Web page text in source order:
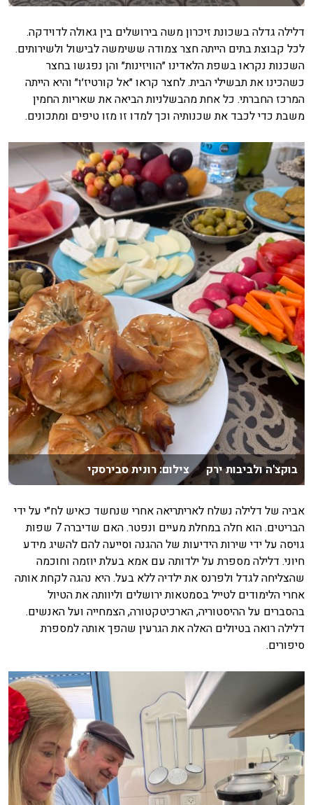
דלילה גדלה בשכונת זיכרון משה בירושלים בין גאולה לדוידקה.
לכל קבוצת בתים הייתה חצר צמודה ששימשה לבישול ולשירותים.
השכנות נקראו בשפת הלאדינו ״הוויזינות״ והן נפגשו בחצר
כשהכינו את תבשילי הבית. לחצר קראו ״אל קורטיז׳ו״ והיא הייתה
המרכז החברתי. כל אחת מהבשלניות הביאה את שאריות החמין
משבת כדי לכבד את שכנותיה וכך למדו זו מזו טיפים ומתכונים.
בוקצ'ה ולביבות ירק צילום: רונית סבירסקי
אביה של דלילה נשלח לאריתריאה אחרי שנחשד כאיש לח״י על ידי
הבריטים. הוא חלה במחלת מעיים ונפטר. האם שדיברה 7 שפות
גויסה על ידי שירות הידיעות של ההגנה וסייעה להם להשיג מידע
חיוני. דלילה מספרת על ילדותה עם אמא בעלת יוזמה וחוכמה
שהצליחה לגדל ולפרנס את ילדיה ללא בעל. היא נהגה לקחת אותה
אחרי הלימודים לטייל בסמטאות ירושלים וליוותה את הטיול
בהסברים על ההיסטוריה, הארכיטקטורה, הצמחייה ועל האנשים.
דלילה רואה בטיולים האלה את הגרעין שהפך אותה למספרת
סיפורים.